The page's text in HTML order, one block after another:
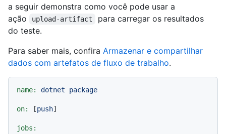
a seguir demonstra como você pode usar a
ação
upload-artifact
para carregar os resultados
do teste.
Para saber mais, confira Armazenar e compartilhar
dados com artefatos de fluxo de trabalho.
name: dotnet package
on: [push]
jobs: